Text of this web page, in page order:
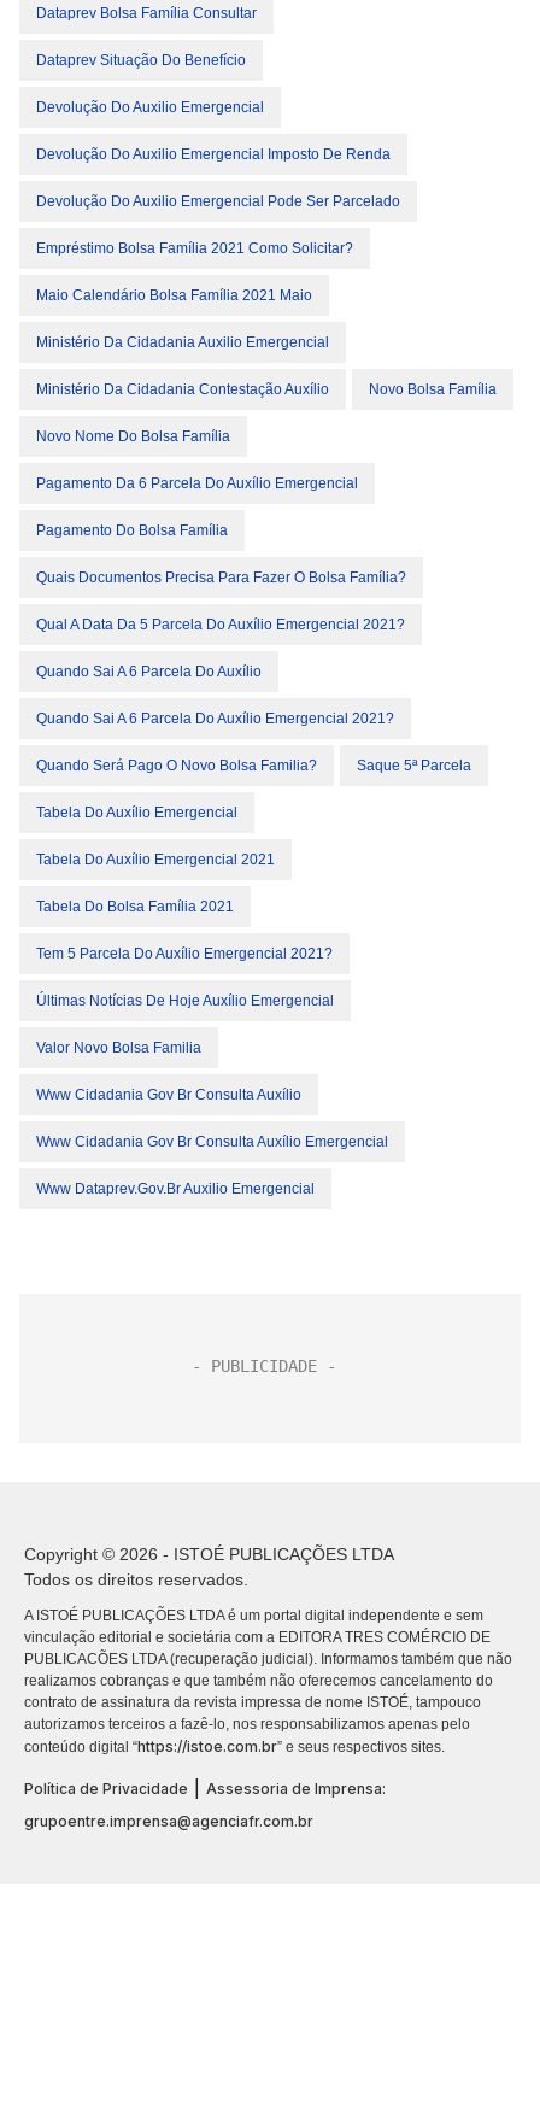
Dataprev Bolsa Família Consultar
Dataprev Situação Do Benefício
Devolução Do Auxilio Emergencial
Devolução Do Auxilio Emergencial Imposto De Renda
Devolução Do Auxilio Emergencial Pode Ser Parcelado
Empréstimo Bolsa Família 2021 Como Solicitar?
Maio Calendário Bolsa Família 2021 Maio
Ministério Da Cidadania Auxilio Emergencial
Ministério Da Cidadania Contestação Auxílio Novo Bolsa Família
Novo Nome Do Bolsa Família
Pagamento Da 6 Parcela Do Auxílio Emergencial
Pagamento Do Bolsa Família
Quais Documentos Precisa Para Fazer O Bolsa Família?
Qual A Data Da 5 Parcela Do Auxílio Emergencial 2021?
Quando Sai A 6 Parcela Do Auxílio
Quando Sai A 6 Parcela Do Auxílio Emergencial 2021?
Quando Será Pago O Novo Bolsa Familia? Saque 5ª Parcela
Tabela Do Auxílio Emergencial
Tabela Do Auxílio Emergencial 2021
Tabela Do Bolsa Família 2021
Tem 5 Parcela Do Auxílio Emergencial 2021?
Últimas Notícias De Hoje Auxílio Emergencial
Valor Novo Bolsa Familia
Www Cidadania Gov Br Consulta Auxílio
Www Cidadania Gov Br Consulta Auxílio Emergencial
Www Dataprev.gov.br Auxilio Emergencial
Copyright © 2026 - ISTOÉ PUBLICAÇÕES LTDA
Todos os direitos reservados.
A ISTOÉ PUBLICAÇÕES LTDA é um portal digital independente e sem
vinculação editorial e societária com a EDITORA TRES COMÉRCIO DE
PUBLICACÕES LTDA (recuperação judicial). Informamos também que não
realizamos cobranças e que também não oferecemos cancelamento do
contrato de assinatura da revista impressa de nome ISTOÉ, tampouco
autorizamos terceiros a fazê-lo, nos responsabilizamos apenas pelo
conteúdo digital “https://istoe.com.br” e seus respectivos sites.
Política de Privacidade | Assessoria de Imprensa:
grupoentre.imprensa@agenciafr.com.br